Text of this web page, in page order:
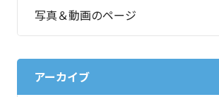
写真＆動画のページ
アーカイブ